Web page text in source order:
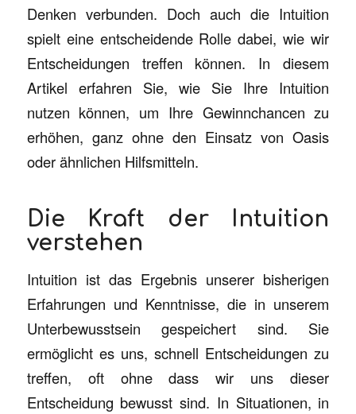
Denken verbunden. Doch auch die Intuition
spielt eine entscheidende Rolle dabei, wie wir
Entscheidungen treffen können. In diesem
Artikel erfahren Sie, wie Sie Ihre Intuition
nutzen können, um Ihre Gewinnchancen zu
erhöhen, ganz ohne den Einsatz von Oasis
oder ähnlichen Hilfsmitteln.
Die Kraft der Intuition
verstehen
Intuition ist das Ergebnis unserer bisherigen
Erfahrungen und Kenntnisse, die in unserem
Unterbewusstsein gespeichert sind. Sie
ermöglicht es uns, schnell Entscheidungen zu
treffen, oft ohne dass wir uns dieser
Entscheidung bewusst sind. In Situationen, in